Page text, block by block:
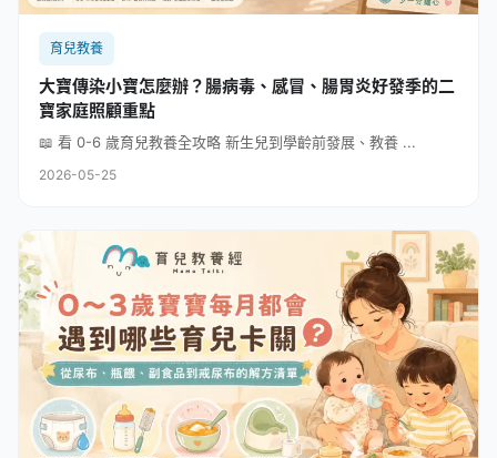
育兒教養
大寶傳染小寶怎麼辦？腸病毒、感冒、腸胃炎好發季的二
寶家庭照顧重點
📖 看 0-6 歲育兒教養全攻略 新生兒到學齡前發展、教養 ...
2026-05-25